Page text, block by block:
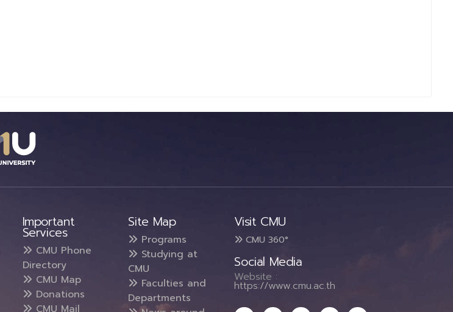
Important
Services
CMU Phone
Directory
CMU Map
Donations
CMU Mail
Site Map
Programs
Studying at
CMU
Faculties and
Departments
Visit CMU
CMU 360°
Social Media
Website :
https://www.cmu.ac.th